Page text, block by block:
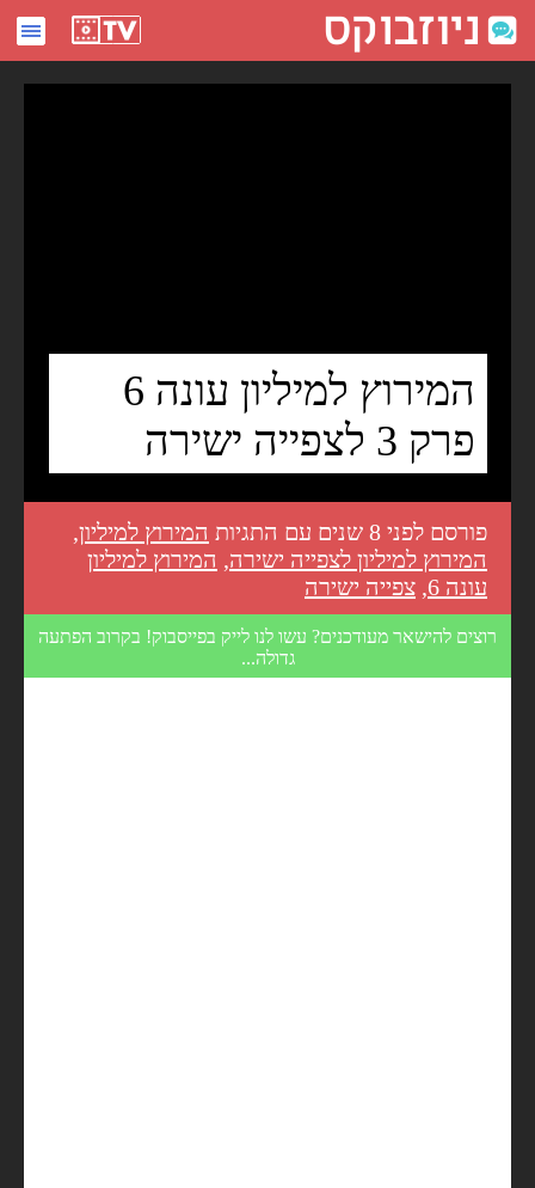
המירוץ למיליון עונה 6 פרק 3 לצפייה ישירה - ניוזבוקס
המירוץ למיליון עונה 6
פרק 3 לצפייה ישירה
פורסם לפני 8 שנים עם התגיות המירוץ למיליון,
המירוץ למיליון לצפייה ישירה, המירוץ למיליון
עונה 6
, צפייה ישירה
רוצים להישאר מעודכנים? עשו לנו לייק בפייסבוק! בקרוב הפתעה
גדולה...